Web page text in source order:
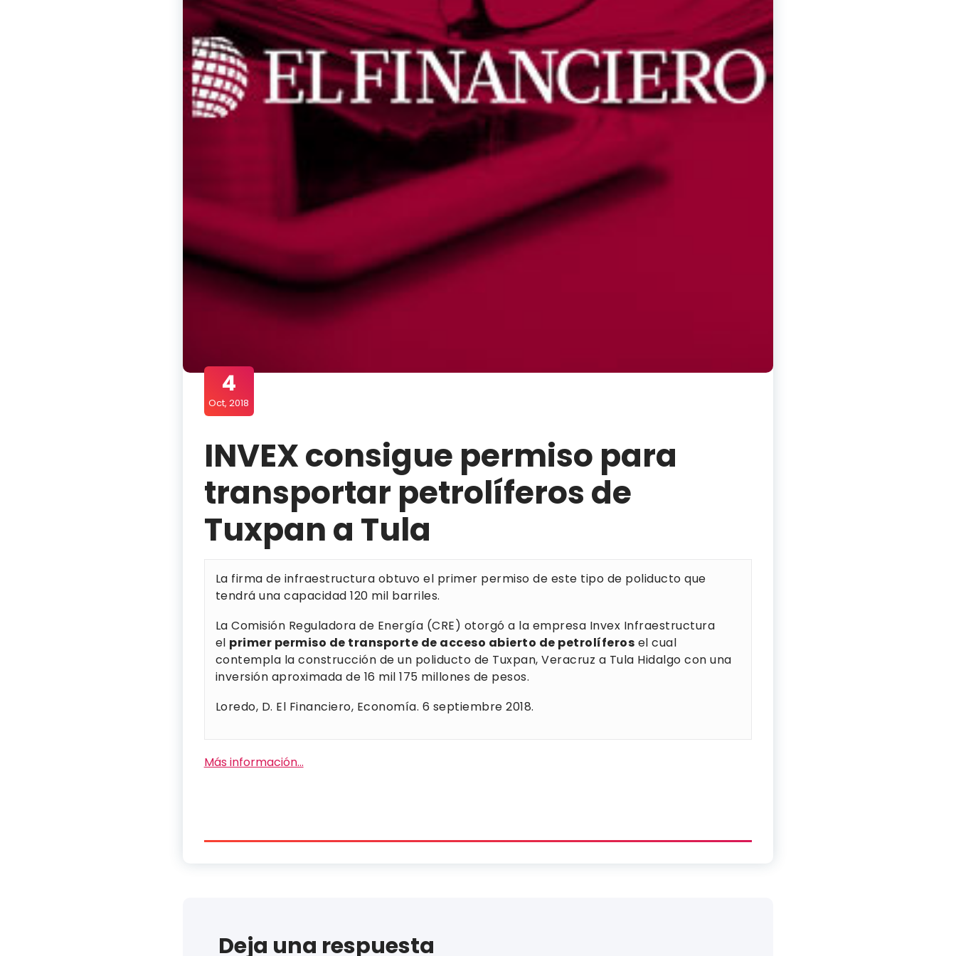
4
Oct, 2018
INVEX consigue permiso para
transportar petrolíferos de
Tuxpan a Tula
La firma de infraestructura obtuvo el primer permiso de este tipo de poliducto que
tendrá una capacidad 120 mil barriles.
La Comisión Reguladora de Energía (CRE) otorgó a la empresa Invex Infraestructura
el primer permiso de transporte de acceso abierto de petrolíferos el cual
contempla la construcción de un poliducto de Tuxpan, Veracruz a Tula Hidalgo con una
inversión aproximada de 16 mil 175 millones de pesos.
Loredo, D. El Financiero, Economía. 6 septiembre 2018.
Más información…
Deja una respuesta